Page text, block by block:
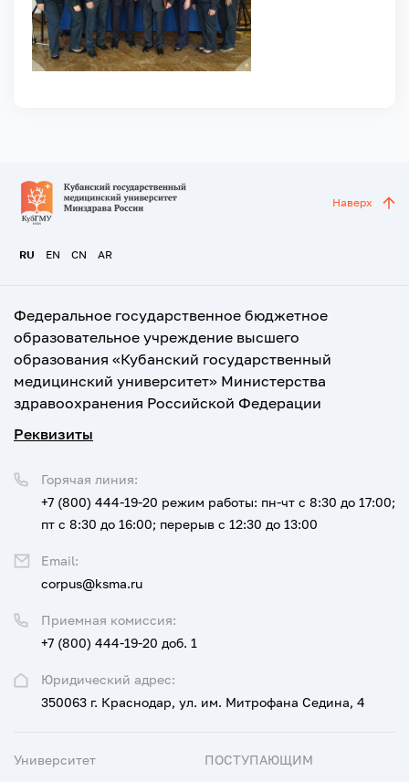
RU EN CN AR
Наверх
Федеральное государственное бюджетное
образовательное учреждение высшего
образования «Кубанский государственный
медицинский университет» Министерства
здравоохранения Российской Федерации
Реквизиты
Юридический адрес:
350063 г. Краснодар, ул. им. Митрофана Седина, 4
Приемная комиссия:
+7 (800) 444-19-20 доб. 1
Горячая линия:
+7 (800) 444-19-20 режим работы: пн-чт с 8:30 до 17:00;
пт с 8:30 до 16:00; перерыв с 12:30 до 13:00
Email:
corpus@ksma.ru
Университет ПОСТУПАЮЩИМ